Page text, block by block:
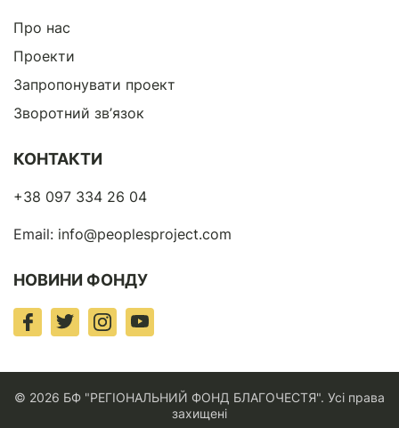
Про нас
Проекти
Запропонувати проект
Зворотний зв’язок
КОНТАКТИ
+38 097 334 26 04
Email: info@peoplesproject.com
НОВИНИ ФОНДУ
© 2026 БФ "РЕГІОНАЛЬНИЙ ФОНД БЛАГОЧЕСТЯ". Усі права
захищені